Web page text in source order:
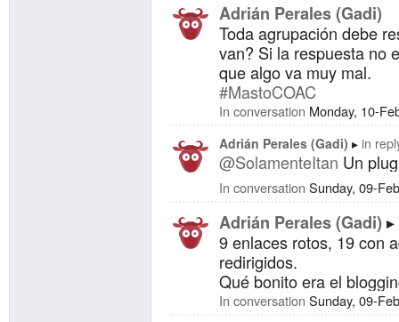
Adrián Perales (Gadi)
Toda agrupación debe
van? Si la respuesta no
que algo va muy mal.
#MastoCOAC
In conversation Monday, 10-
Adrián Perales (Gadi) in
@SolamenteItan Un
In conversation Sunday, 09-
Adrián Perales (Gadi)
9 enlaces rotos, 19 con
redirigidos.
Qué bonito era el
In conversation Sunday, 09-